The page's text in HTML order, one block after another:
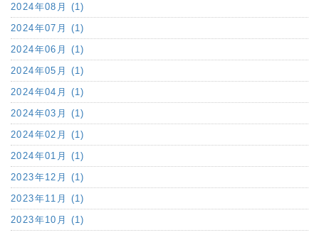
2024年08月 (1)
2024年07月 (1)
2024年06月 (1)
2024年05月 (1)
2024年04月 (1)
2024年03月 (1)
2024年02月 (1)
2024年01月 (1)
2023年12月 (1)
2023年11月 (1)
2023年10月 (1)